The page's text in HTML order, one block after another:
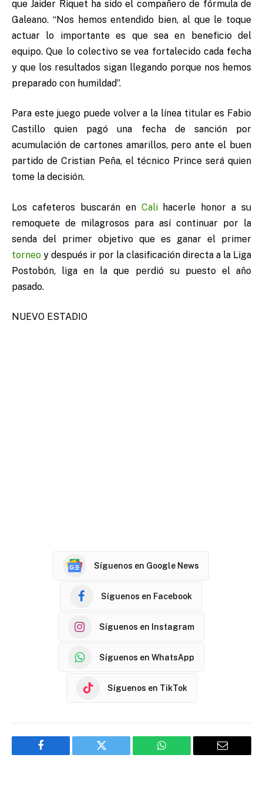
que Jaider Riquet ha sido el compañero de fórmula de
Galeano. “Nos hemos entendido bien, al que le toque
actuar lo importante es que sea en beneficio del
equipo. Que lo colectivo se vea fortalecido cada fecha
y que los resultados sigan llegando porque nos hemos
preparado con humildad”.
Para este juego puede volver a la línea titular es Fabio
Castillo quien pagó una fecha de sanción por
acumulación de cartones amarillos, pero ante el buen
partido de Cristian Peña, el técnico Prince será quien
tome la decisión.
Los cafeteros buscarán en Calihacerle honor a su
remoquete de milagrosos para así continuar por la
senda del primer objetivo que es ganar el primer
torneo y después ir por la clasificación directa a la Liga
Postobón, liga en la que perdió su puesto el año
pasado.
NUEVO ESTADIO
Síguenos en Google News
Síguenos en Facebook
Síguenos en Instagram
Síguenos en WhatsApp
Síguenos en TikTok
Facebook Twitter WhatsApp Email